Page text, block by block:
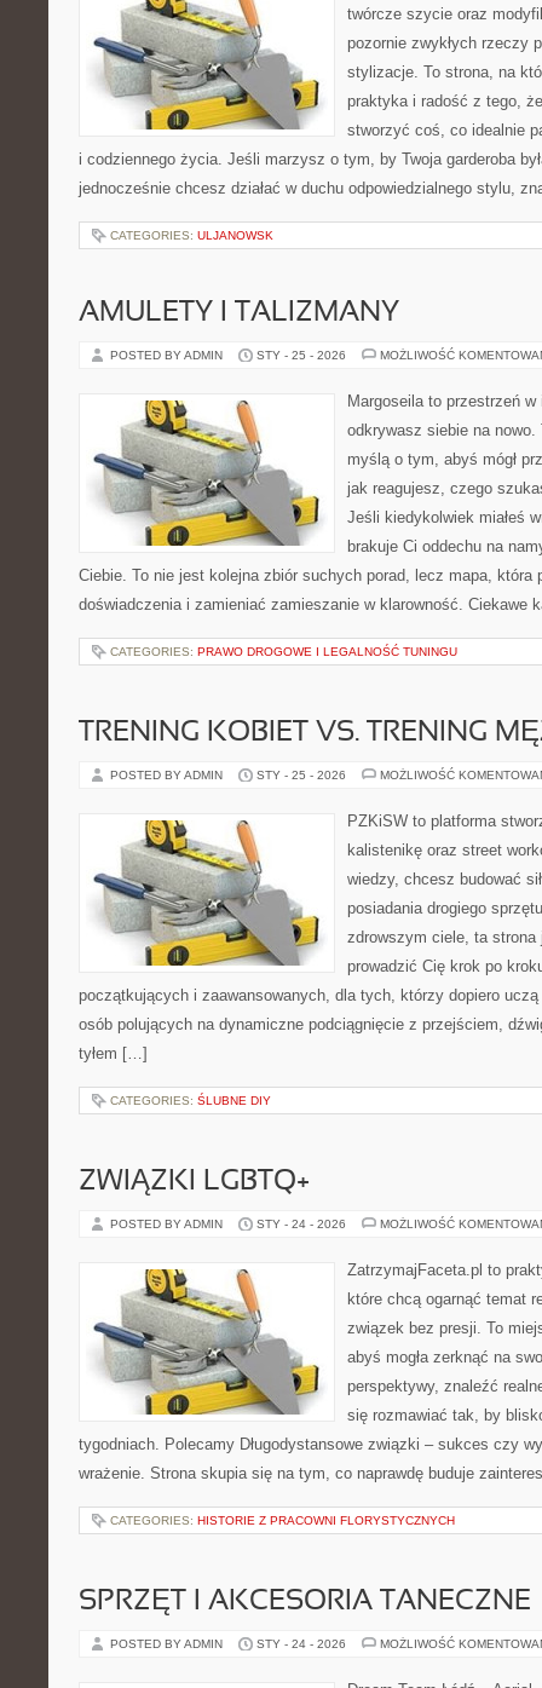
twórcze szycie oraz
pozornie zwykłych rzeczy
stylizacje. To strona, na
praktyka i radość z tego,
stworzyć coś, co idealnie
i codziennego życia. Jeśli marzysz o tym, by Twoja garderoba
jednocześnie chcesz działać w duchu odpowiedzialnego stylu,
CATEGORIES: ULJANOWSK
AMULETY I TALIZMANY
POSTED BY ADMIN STY - 25 - 2026 MOŻLIWOŚĆ
Margoseila to przestrzeń
odkrywasz siebie na nowo.
myślą o tym, abyś mógł
jak reagujesz, czego
Jeśli kiedykolwiek miałeś
brakuje Ci oddechu na
Ciebie. To nie jest kolejna zbiór suchych porad, lecz mapa, która
doświadczenia i zamieniać zamieszanie w klarowność. Ciekawe
CATEGORIES: PRAWO DROGOWE I LEGALNOŚĆ TUNINGU
TRENING KOBIET VS. TRENING
POSTED BY ADMIN STY - 25 - 2026 MOŻLIWOŚĆ
PZKiSW to platforma
kalistenikę oraz street
wiedzy, chcesz budować
posiadania drogiego
zdrowszym ciele, ta strona
prowadzić Cię krok po
początkujących i zaawansowanych, dla tych, którzy dopiero
osób polujących na dynamiczne podciągnięcie z przejściem,
tyłem […]
CATEGORIES: ŚLUBNE DIY
ZWIĄZKI LGBTQ+
POSTED BY ADMIN STY - 24 - 2026 MOŻLIWOŚĆ
ZatrzymajFaceta.pl to
które chcą ogarnąć temat
związek bez presji. To
abyś mogła zerknąć na
perspektywy, znaleźć
się rozmawiać tak, by
tygodniach. Polecamy Długodystansowe związki – sukces czy
wrażenie. Strona skupia się na tym, co naprawdę buduje
CATEGORIES: HISTORIE Z PRACOWNI FLORYSTYCZNYCH
SPRZĘT I AKCESORIA TANECZNE
POSTED BY ADMIN STY - 24 - 2026 MOŻLIWOŚĆ